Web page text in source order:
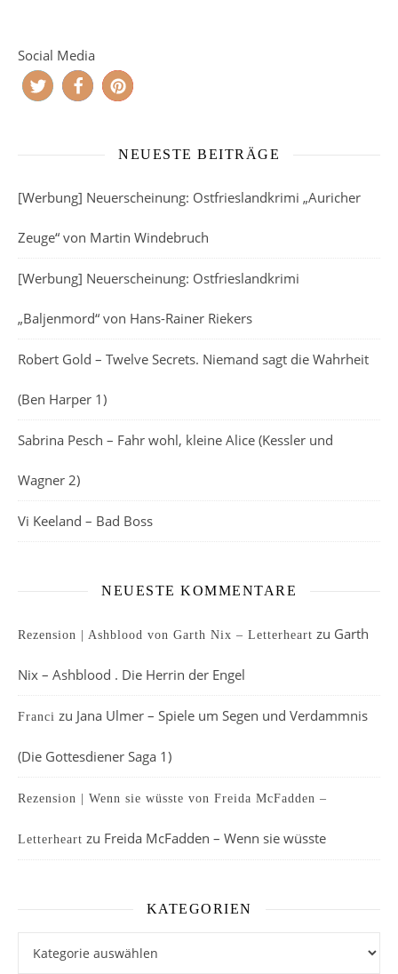
Social Media
NEUESTE BEITRÄGE
[Werbung] Neuerscheinung: Ostfrieslandkrimi „Auricher
Zeuge“ von Martin Windebruch
[Werbung] Neuerscheinung: Ostfrieslandkrimi
„Baljenmord“ von Hans-Rainer Riekers
Robert Gold – Twelve Secrets. Niemand sagt die Wahrheit
(Ben Harper 1)
Sabrina Pesch – Fahr wohl, kleine Alice (Kessler und
Wagner 2)
Vi Keeland – Bad Boss
NEUESTE KOMMENTARE
Rezension | Ashblood von Garth Nix – Letterheart zu Garth
Nix – Ashblood . Die Herrin der Engel
Franci zu Jana Ulmer – Spiele um Segen und Verdammnis
(Die Gottesdiener Saga 1)
Rezension | Wenn sie wüsste von Freida McFadden –
Letterheart zu Freida McFadden – Wenn sie wüsste
KATEGORIEN